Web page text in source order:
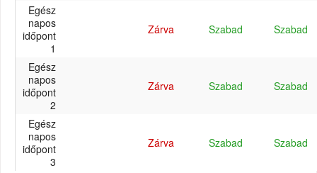
Egész
napos
időpont
1
Zárva Szabad Szabad
Egész
napos
időpont
2
Zárva Szabad Szabad
Egész
napos
időpont
3
Zárva Szabad Szabad